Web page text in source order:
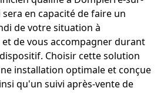
sera en capacité de faire un
de votre situation à
de vous accompagner durant
Choisir cette solution
installation optimale et conçue
qu'un suivi après-vente de